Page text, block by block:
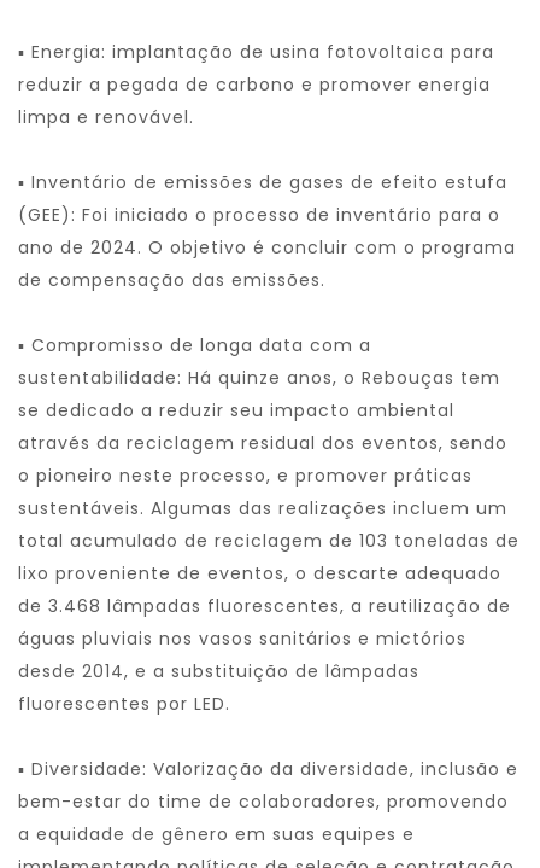
▪ Energia: implantação de usina fotovoltaica para
reduzir a pegada de carbono e promover energia
limpa e renovável.
▪ Inventário de emissões de gases de efeito estufa
(GEE): Foi iniciado o processo de inventário para o
ano de 2024. O objetivo é concluir com o programa
de compensação das emissões.
▪ Compromisso de longa data com a
sustentabilidade: Há quinze anos, o Rebouças tem
se dedicado a reduzir seu impacto ambiental
através da reciclagem residual dos eventos, sendo
o pioneiro neste processo, e promover práticas
sustentáveis. Algumas das realizações incluem um
total acumulado de reciclagem de 103 toneladas de
lixo proveniente de eventos, o descarte adequado
de 3.468 lâmpadas fluorescentes, a reutilização de
águas pluviais nos vasos sanitários e mictórios
desde 2014, e a substituição de lâmpadas
fluorescentes por LED.
▪ Diversidade: Valorização da diversidade, inclusão e
bem-estar do time de colaboradores, promovendo
a equidade de gênero em suas equipes e